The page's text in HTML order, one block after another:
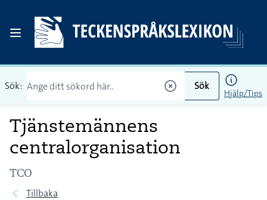
Sök: Sök
Hjälp/Tips
Tjänstemännens
centralorganisation
TCO
Tillbaka